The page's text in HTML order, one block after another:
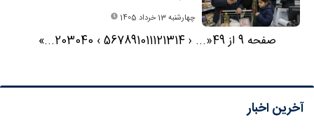
چهارشنبه 13 خرداد 1405
صفحه 9 از 49 «
...
‹
567891011121314
›
203040
...
»
آخرین اخبار